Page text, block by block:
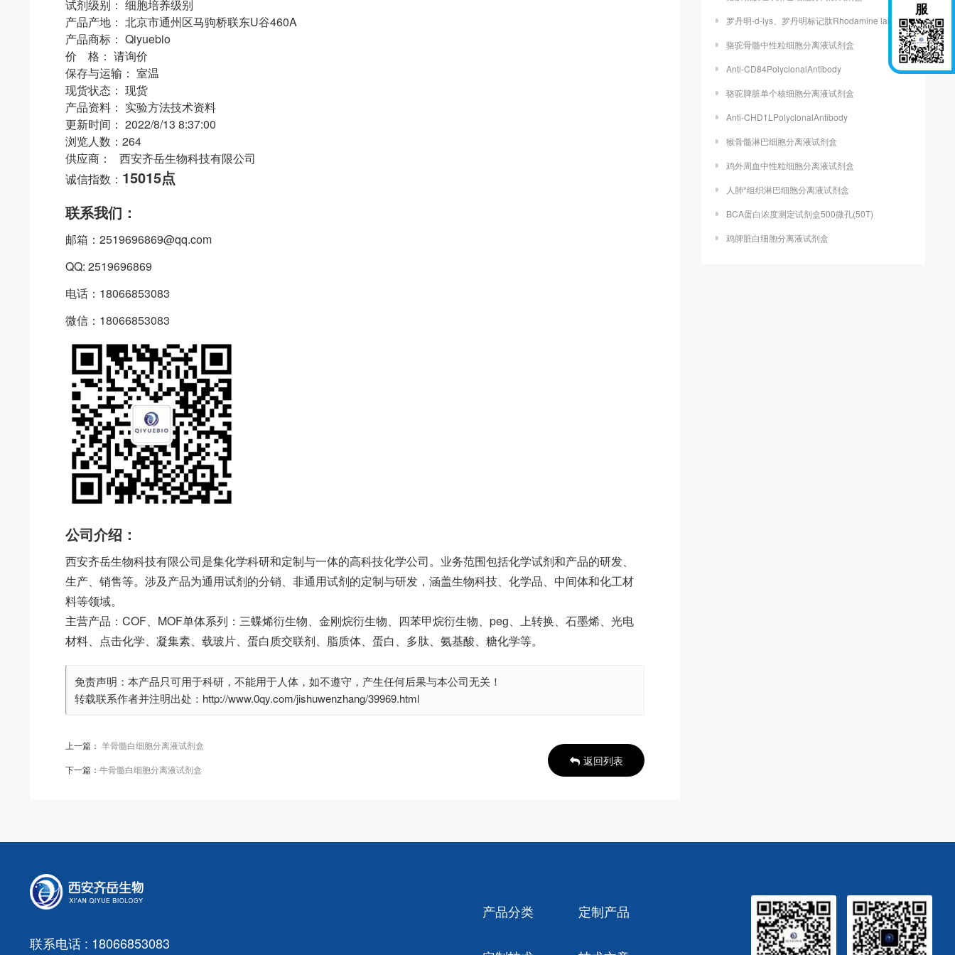
试剂级别： 细胞培养级别
产品产地： 北京市通州区马驹桥联东U谷460A
产品商标： Qiyuebio
价 格： 请询价
保存与运输： 室温
现货状态： 现货
产品资料： 实验方法技术资料
更新时间： 2022/8/13 8:37:00
浏览人数：264
供应商： 西安齐岳生物科技有限公司
诚信指数： 15015点
联系我们：
邮箱：2519696869@qq.com
QQ: 2519696869
电话：18066853083
微信：18066853083
公司介绍：
西安齐岳生物科技有限公司是集化学科研和定制与一体的高科技化学公司。业务范围包括化学试剂和产品的研发、
生产、销售等。涉及产品为通用试剂的分销、非通用试剂的定制与研发，涵盖生物科技、化学品、中间体和化工材
料等领域。
主营产品：COF、MOF单体系列：三蝶烯衍生物、金刚烷衍生物、四苯甲烷衍生物、peg、上转换、石墨烯、光电
材料、点击化学、凝集素、载玻片、蛋白质交联剂、脂质体、蛋白、多肽、氨基酸、糖化学等。
免责声明：本产品只可用于科研，不能用于人体，如不遵守，产生任何后果与本公司无关！
转载联系作者并注明出处：http://www.0qy.com/jishuwenzhang/39969.html
上一篇： 羊骨髓白细胞分离液试剂盒
下一篇： 牛骨髓白细胞分离液试剂盒
返回列表
罗丹明-d-lys、罗丹明标记肽Rhodamine labeled peptide
骆驼骨髓中性粒细胞分离液试剂盒
Anti-CD84PolyclonalAntibody
骆驼脾脏单个核细胞分离液试剂盒
Anti-CHD1LPolyclonalAntibody
猴骨髓淋巴细胞分离液试剂盒
鸡外周血中性粒细胞分离液试剂盒
人肺*组织淋巴细胞分离液试剂盒
BCA蛋白浓度测定试剂盒500微孔(50T)
鸡脾脏白细胞分离液试剂盒
服
联系电话 : 18066853083
产品分类 定制产品